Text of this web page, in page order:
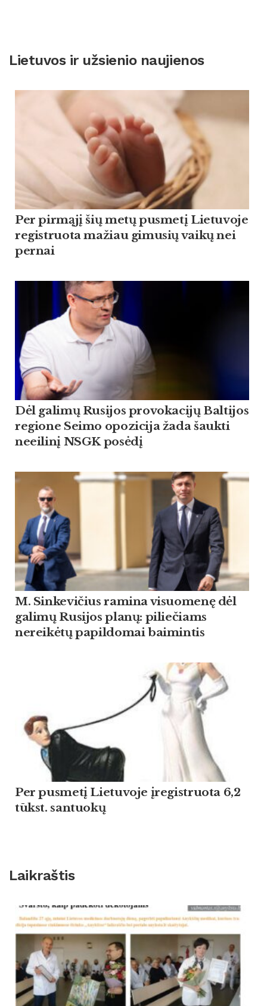
Lietuvos ir užsienio naujienos
Per pirmąjį šių metų pusmetį Lietuvoje
registruota mažiau gimusių vaikų nei
pernai
Dėl galimų Rusijos provokacijų Baltijos
regione Seimo opozicija žada šaukti
neeilinį NSGK posėdį
M. Sinkevičius ramina visuomenę dėl
galimų Rusijos planų: piliečiams
nereikėtų papildomai baimintis
Per pusmetį Lietuvoje įregistruota 6,2
tūkst. santuokų
Laikraštis